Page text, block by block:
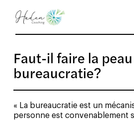
Faut-il faire la
bureaucratie?
« La bureaucratie est un
personne est convenablement